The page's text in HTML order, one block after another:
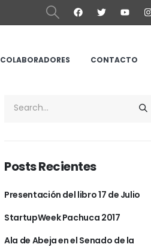
COLABORADORES CONTACTO
Posts Recientes
Presentación del libro 17 de Julio
StartupWeek Pachuca 2017
Ala de Abeja en el Senado de la